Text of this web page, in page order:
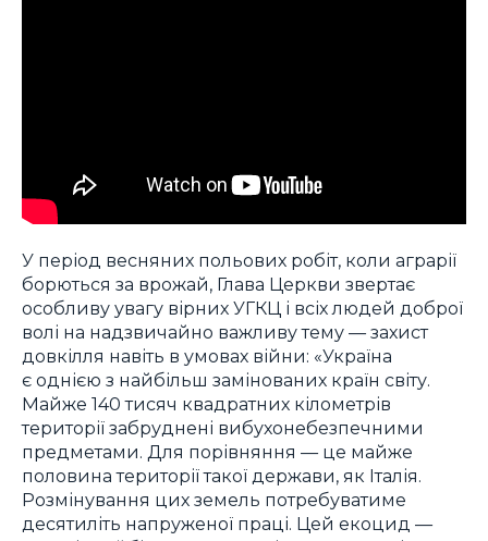
У період весняних польових робіт, коли аграрії
борються за врожай, Глава Церкви звертає
особливу увагу вірних УГКЦ і всіх людей доброї
волі на надзвичайно важливу тему — захист
довкілля навіть в умовах війни: «Україна
є однією з найбільш замінованих країн світу.
Майже 140 тисяч квадратних кілометрів
території забруднені вибухонебезпечними
предметами. Для порівняння — це майже
половина території такої держави, як Італія.
Розмінування цих земель потребуватиме
десятиліть напруженої праці. Цей екоцид —